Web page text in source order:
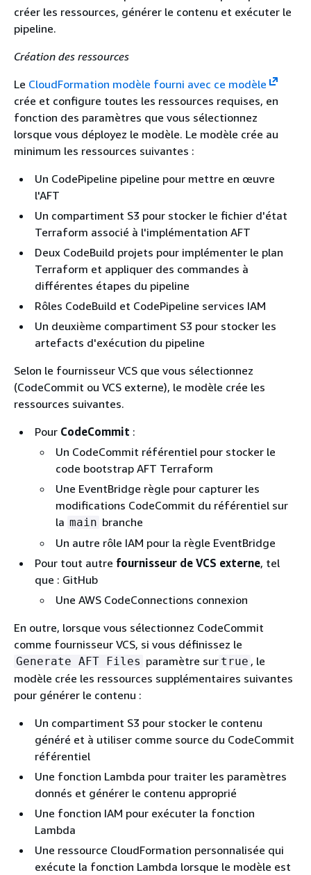
créer les ressources, générer le contenu et exécuter le
pipeline.
Création des ressources
Le CloudFormation modèle fourni avec ce modèle
crée et configure toutes les ressources requises, en
fonction des paramètres que vous sélectionnez
lorsque vous déployez le modèle. Le modèle crée au
minimum les ressources suivantes :
Un CodePipeline pipeline pour mettre en œuvre
l'AFT
Un compartiment S3 pour stocker le fichier d'état
Terraform associé à l'implémentation AFT
Deux CodeBuild projets pour implémenter le plan
Terraform et appliquer des commandes à
différentes étapes du pipeline
Rôles CodeBuild et CodePipeline services IAM
Un deuxième compartiment S3 pour stocker les
artefacts d'exécution du pipeline
Selon le fournisseur VCS que vous sélectionnez
(CodeCommit ou VCS externe), le modèle crée les
ressources suivantes.
Pour CodeCommit :
Un CodeCommit référentiel pour stocker le
code bootstrap AFT Terraform
Une EventBridge règle pour capturer les
modifications CodeCommit du référentiel sur
la main branche
Un autre rôle IAM pour la règle EventBridge
Pour tout autre fournisseur de VCS externe, tel
que : GitHub
Une AWS CodeConnections connexion
En outre, lorsque vous sélectionnez CodeCommit
comme fournisseur VCS, si vous définissez le
Generate AFT Files paramètre sur true , le
modèle crée les ressources supplémentaires suivantes
pour générer le contenu :
Un compartiment S3 pour stocker le contenu
généré et à utiliser comme source du CodeCommit
référentiel
Une fonction Lambda pour traiter les paramètres
donnés et générer le contenu approprié
Une fonction IAM pour exécuter la fonction
Lambda
Une ressource CloudFormation personnalisée qui
exécute la fonction Lambda lorsque le modèle est